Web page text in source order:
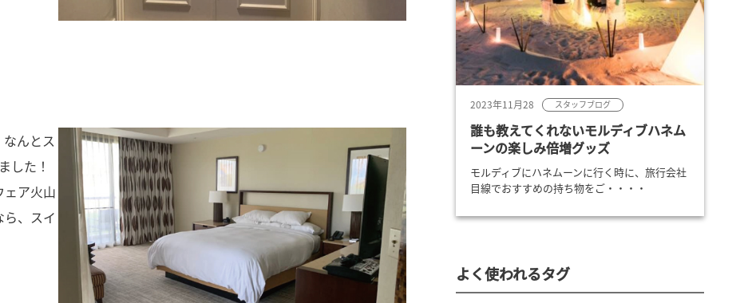
んとス
した！
ア火山
、スイ
2023年11月28 スタッフブログ
誰も教えてくれないモルディブハネム
ーンの楽しみ倍増グッズ
モルディブにハネムーンに行く時に、旅行会社
目線でおすすめの持ち物をご・・・・
よく使われるタグ